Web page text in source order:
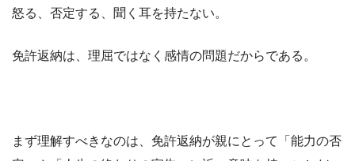
怒る、否定する、聞く耳を持たない。
免許返納は、理屈ではなく感情の問題だからである。
まず理解すべきなのは、免許返納が親にとって「能力の否